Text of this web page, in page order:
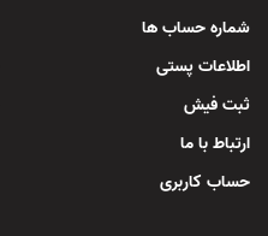
شماره حساب ها
اطلاعات پستی
ثبت فیش
ارتباط با ما
حساب کاربری